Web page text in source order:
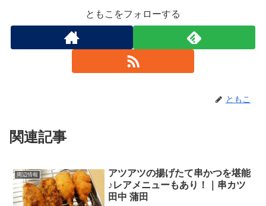
ともこをフォローする
ともこ
関連記事
周辺情報
アツアツの揚げたて串かつを堪能
♪レアメニューもあり！｜串カツ
田中 蒲田